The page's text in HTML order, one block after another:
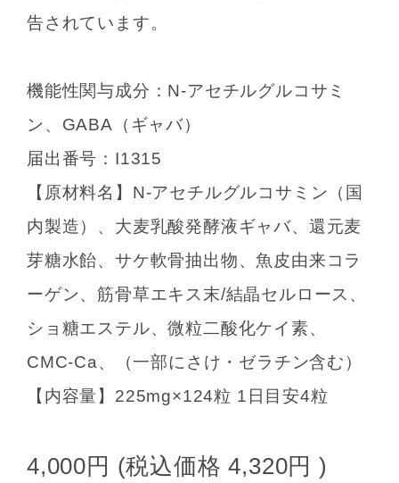
告されています。
機能性関与成分：N-アセチルグルコサミ
ン、GABA（ギャバ）
届出番号：I1315
【原材料名】N-アセチルグルコサミン（国
内製造）、大麦乳酸発酵液ギャバ、還元麦
芽糖水飴、サケ軟骨抽出物、魚皮由来コラ
ーゲン、筋骨草エキス末/結晶セルロース、
ショ糖エステル、微粒二酸化ケイ素、
CMC-Ca、（一部にさけ・ゼラチン含む）
【内容量】225mg×124粒 1日目安4粒
4,000円 (税込価格4,320円 )